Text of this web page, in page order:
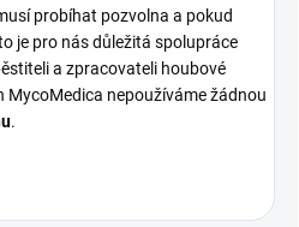
probíhat pozvolna a pokud
je pro nás důležitá spolupráce
a zpracovateli houbové
MycoMedica nepoužíváme žádnou
.